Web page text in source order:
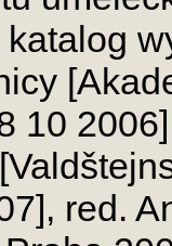
katalog
10
red.